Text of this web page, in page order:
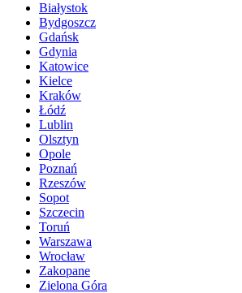
Białystok
Bydgoszcz
Gdańsk
Gdynia
Katowice
Kielce
Kraków
Łódź
Lublin
Olsztyn
Opole
Poznań
Rzeszów
Sopot
Szczecin
Toruń
Warszawa
Wrocław
Zakopane
Zielona Góra